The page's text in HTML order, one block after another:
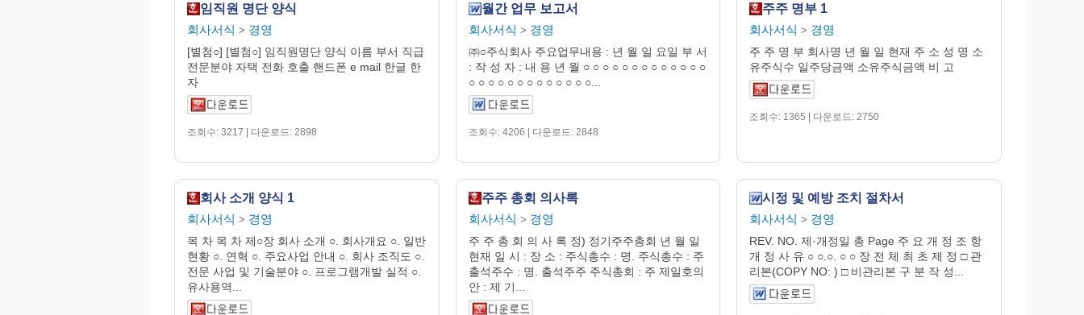
임직원 명단 양식
회사서식 > 경영
[별첨○] [별첨○] 임직원명단 양식 이름 부서 직급
전문분야 자택 전화 호출 핸드폰 e mail 한글 한
자
조회수: 3217 | 다운로드: 2898
월간 업무 보고서
회사서식 > 경영
㈜○주식회사 주요업무내용 : 년 월 일 요일 부 서
: 작 성 자 : 내 용 년 월 ○ ○ ○ ○ ○ ○ ○ ○ ○ ○ ○ ○ ○
○ ○ ○ ○ ○ ○ ○ ○ ○ ○ ○ ○ ○...
조회수: 4206 | 다운로드: 2848
주주 명부 1
회사서식 > 경영
주 주 명 부 회사명 년 월 일 현재 주 소 성 명 소
유주식수 일주당금액 소유주식금액 비 고
조회수: 1365 | 다운로드: 2750
회사 소개 양식 1
회사서식 > 경영
목 차 목 차 제○장 회사 소개 ○. 회사개요 ○. 일반
현황 ○. 연혁 ○. 주요사업 안내 ○. 회사 조직도 ○.
전문 사업 및 기술분야 ○. 프로그램개발 실적 ○.
유사용역...
주주 총회 의사록
회사서식 > 경영
주 주 총 회 의 사 록 정) 정기주주총회 년 월 일
현재 일 시 : 장 소 : 주식총수 : 명. 주식총수 : 주
출석주수 : 명. 출석주주 주식총회 : 주 제일호의
안 : 제 기...
시정 및 예방 조치 절차서
회사서식 > 경영
REV. NO. 제·개정일 총 Page 주 요 개 정 조 항
개 정 사 유 ○ ○.○. ○ ○ 장 전 체 최 초 제 정 □ 관
리본(COPY NO: ) □ 비관리본 구 분 작 성...